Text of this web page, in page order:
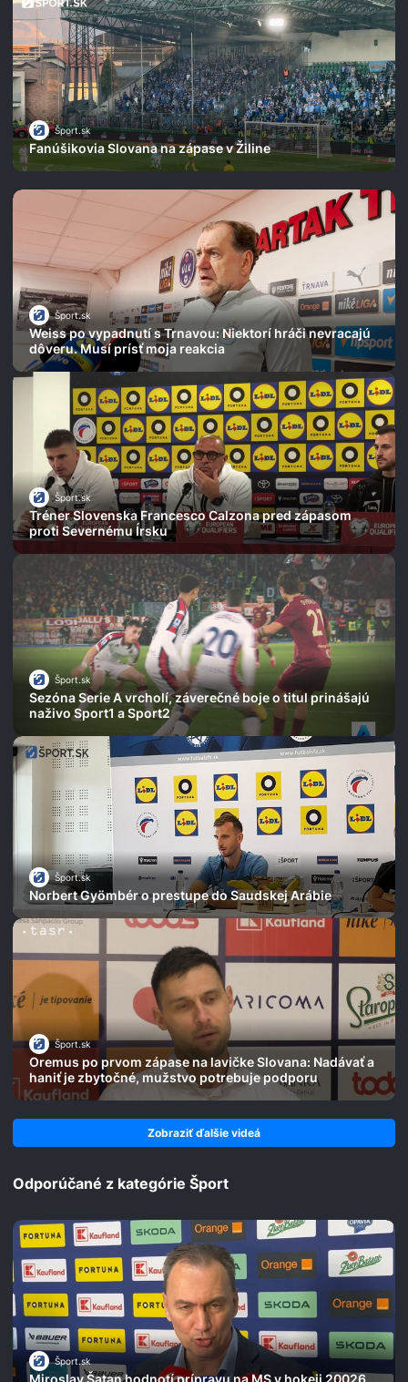
Šport.sk
Fanúšikovia Slovana na zápase v Žiline
Šport.sk
Weiss po vypadnutí s Trnavou: Niektorí hráči nevracajú
dôveru. Musí prísť moja reakcia
Šport.sk
Tréner Slovenska Francesco Calzona pred zápasom
proti Severnému Írsku
Šport.sk
Sezóna Serie A vrcholí, záverečné boje o titul prinášajú
naživo Sport1 a Sport2
Šport.sk
Norbert Gyömbér o prestupe do Saudskej Arábie
Šport.sk
Oremus po prvom zápase na lavičke Slovana: Nadávať a
haniť je zbytočné, mužstvo potrebuje podporu
Zobraziť ďalšie videá
Odporúčané z kategórie Šport
Šport.sk